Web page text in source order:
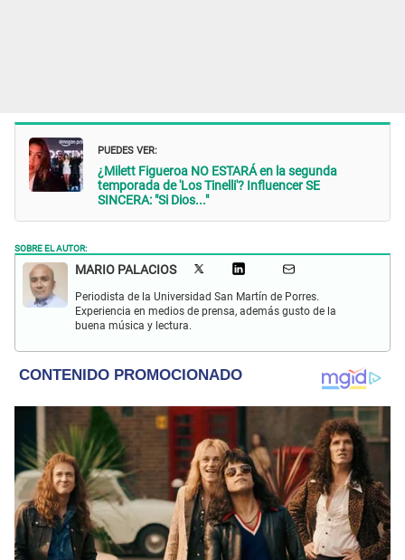
PUEDES VER:
¿Milett Figueroa NO ESTARÁ en la segunda
temporada de 'Los Tinelli'? Influencer SE
SINCERA: "Si Dios..."
SOBRE EL AUTOR:
MARIO PALACIOS
Periodista de la Universidad San Martín de Porres.
Experiencia en medios de prensa, además gusto de la
buena música y lectura.